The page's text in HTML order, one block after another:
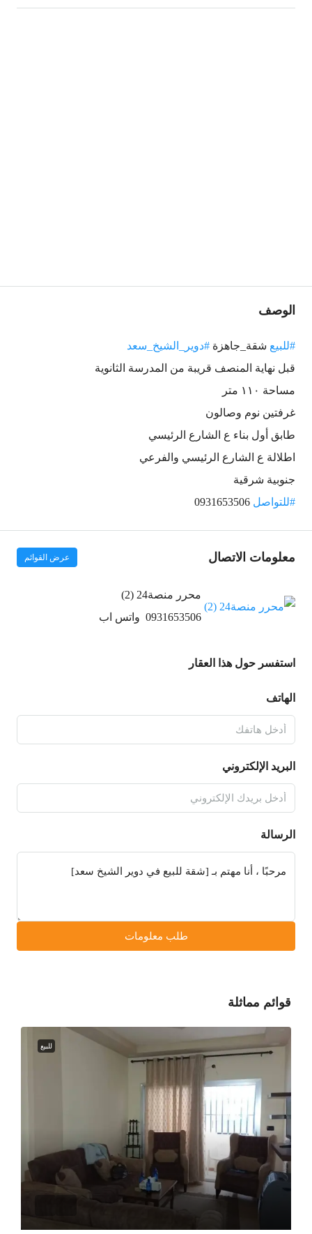
الوصف
#للبيع شقة_جاهزة #دوير_الشيخ_سعد
قبل نهاية المنصف قريبة من المدرسة الثانوية
مساحة ١١٠ متر
غرفتين نوم وصالون
طابق أول بناء ع الشارع الرئيسي
اطلالة ع الشارع الرئيسي والفرعي
جنوبية شرقية
#للتواصل
معلومات الاتصال عرض القوائم
محرر منصة24 (2)
0931653506 واتس اب
استفسر حول هذا العقار
الهاتف
البريد الإلكتروني
الرسالة
طلب معلومات
قوائم مماثلة
للبيع